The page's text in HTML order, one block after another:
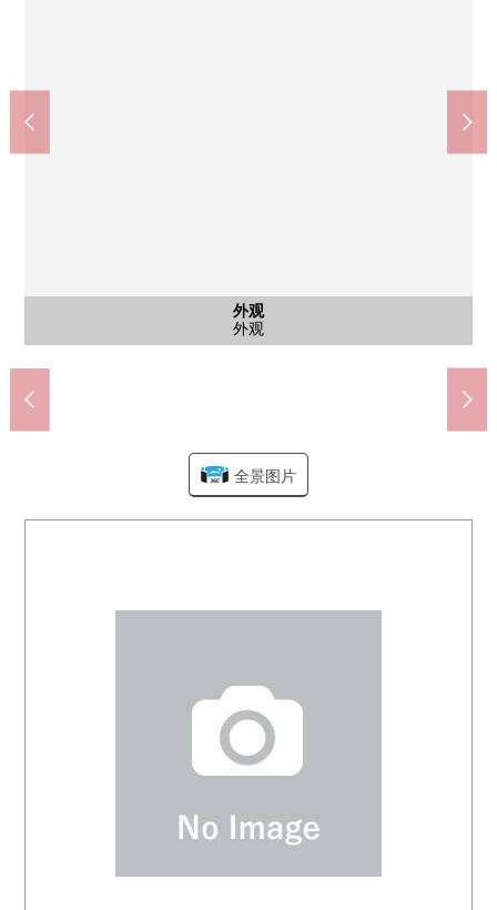
外观
外观
客厅
客厅
客厅
客厅
客厅
客厅
客厅
客厅
日式房间
1F日式房间
日式房间
1F日式房间
厨房
厨房餐厅
厨房
厨房餐厅
厨房
厨房餐厅
洗脸
洗手间
公共汽车
浴室
厕所
厕所
西式房间
2F东面西式房间
西式房间
2F东面西式房间
西式房间
2F东面西式房间
西式房间
2F东面西式房间
日式房间
2F日式房间
日式房间
2F日式房间
日式房间
2F日式房间
日式房间
2F日式房间
西式房间
2F西侧西式房间
西式房间
2F西侧西式房间
西式房间
2F西侧西式房间
西式房间
2F西侧西式房间
外观
外观
外观
外观
含有前面道路的外观
前面道路
含有前面道路的外观
前面道路
我孙子市立布佐南小学(约1220m)
我孙子市立布佐中学(约450m)
7-Eleven我孙子布佐商店(约940m)
我孙子平和台邮局(约650m)
宫之森公园(约480m)
全景图片